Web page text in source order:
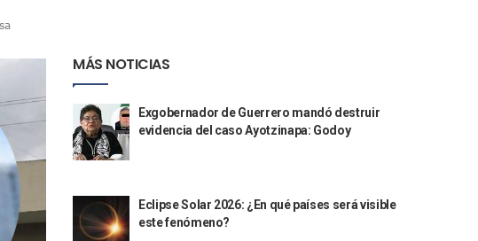
MÁS NOTICIAS
Exgobernador de Guerrero mandó destruir
evidencia del caso Ayotzinapa: Godoy
Eclipse Solar 2026: ¿En qué países será visible
este fenómeno?